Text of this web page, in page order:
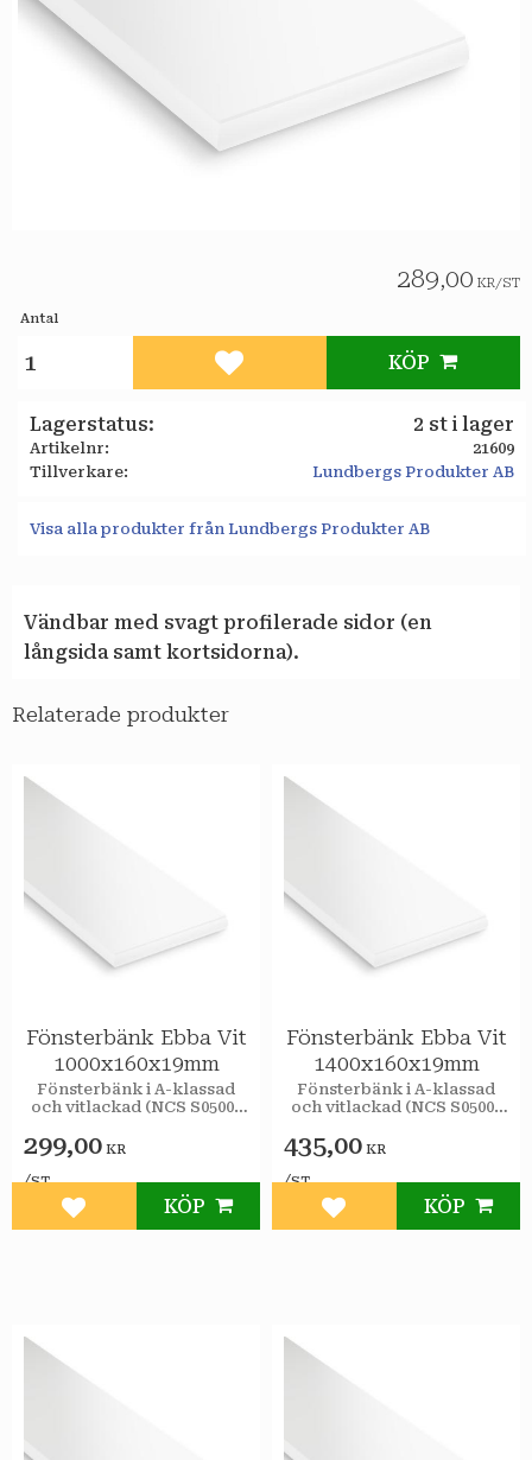
289,00 KR/ST
Antal
KÖP
Lägg till i favoriter
Lagerstatus 2 st i lager
Artikelnr
21609
Tillverkare
Lundbergs Produkter AB
Visa alla produkter från Lundbergs Produkter AB
Vändbar med svagt profilerade sidor (en
långsida samt kortsidorna).
Relaterade produkter
Fönsterbänk Ebba Vit
1000x160x19mm
Fönsterbänk i A-klassad
och vitlackad (NCS S0500-
299,00 KR
/ST
Lägg till i favoriter
KÖP
Fönsterbänk Ebba Vit
1400x160x19mm
Fönsterbänk i A-klassad
och vitlackad (NCS S0500-
435,00 KR
/ST
Lägg till i favoriter
KÖP